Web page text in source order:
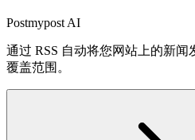
Postmypost AI
通过 RSS 自动将您网站上的新
覆盖范围。